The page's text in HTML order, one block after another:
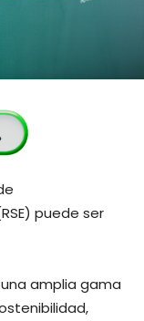
puede ser
una amplia gama